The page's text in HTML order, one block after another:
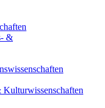
&
Kulturwissenschaften